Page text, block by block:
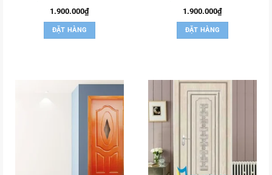
1.900.000₫
ĐẶT HÀNG
1.900.000₫
ĐẶT HÀNG